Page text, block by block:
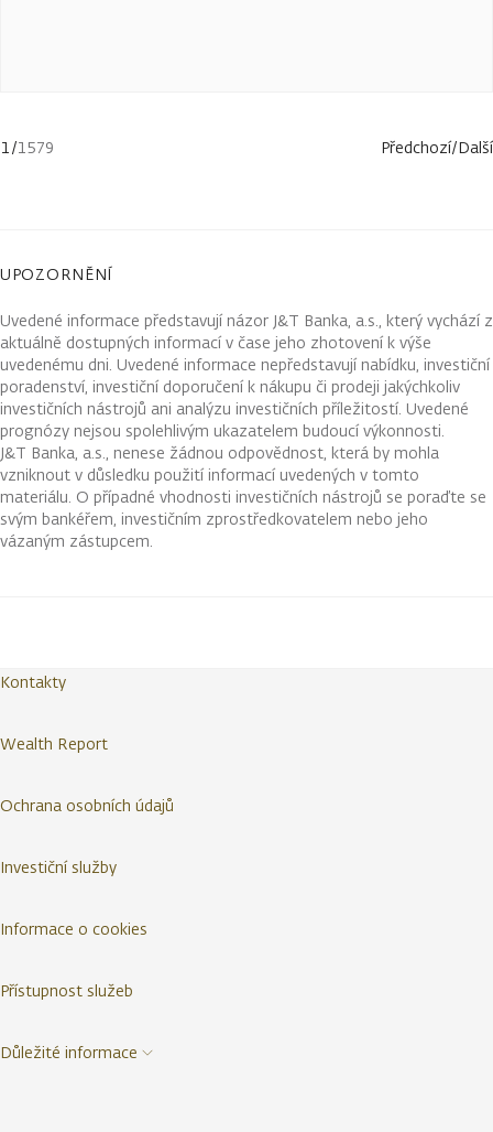
1/1579 Předchozí/Další
UPOZORNĚNÍ
Uvedené informace představují názor J&T Banka, a.s., který vychází z
aktuálně dostupných informací v čase jeho zhotovení k výše
uvedenému dni. Uvedené informace nepředstavují nabídku, investiční
poradenství, investiční doporučení k nákupu či prodeji jakýchkoliv
investičních nástrojů ani analýzu investičních příležitostí. Uvedené
prognózy nejsou spolehlivým ukazatelem budoucí výkonnosti.
J&T Banka, a.s., nenese žádnou odpovědnost, která by mohla
vzniknout v důsledku použití informací uvedených v tomto
materiálu. O případné vhodnosti investičních nástrojů se poraďte se
svým bankéřem, investičním zprostředkovatelem nebo jeho
vázaným zástupcem.
Kontakty
Wealth Report
Ochrana osobních údajů
Investiční služby
Informace o cookies
Přístupnost služeb
Důležité informace